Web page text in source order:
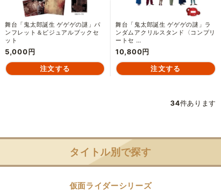
舞台「鬼太郎誕生 ゲゲゲの謎」パ
ンフレット＆ビジュアルブックセ
ット
5,000円
舞台「鬼太郎誕生 ゲゲゲの謎」ラ
ンダムアクリルスタンド〈コンプリ
ートセ …
10,800円
34件あります
タイトル別で探す
仮面ライダーシリーズ